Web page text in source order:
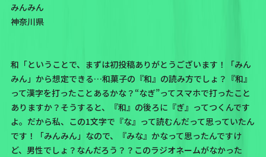
みんみん
神奈川県
和「ということで、まずは初投稿ありがとうございます！「みん
みん」から想定できる…和菓子の『和』の読み方でしょ？『和』
って漢字を打ったことあるかな？“なぎ”ってスマホで打ったこと
ありますか？そうすると、
『和』の後ろに『ぎ』ってつくんです
よ。 だから私、この1文字で『な』って読むんだって思っていたん
です！「みんみん」なので、『みな』かなって思ったんですけ
ど、男性でしょ？なんだろう？？このラジオネームがなかった